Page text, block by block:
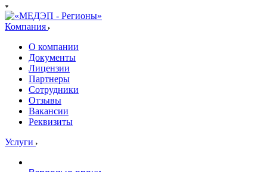
Компания
О компании
Документы
Лицензии
Партнеры
Сотрудники
Отзывы
Вакансии
Реквизиты
Услуги